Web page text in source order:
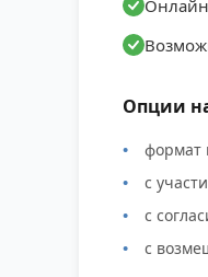
Опции
формат
с
с
с